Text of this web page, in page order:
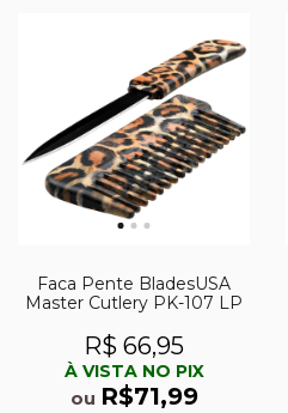
Faca Pente BladesUSA
Master Cutlery PK-107 LP
R$ 66,95
À VISTA NO PIX
ou R$71,99